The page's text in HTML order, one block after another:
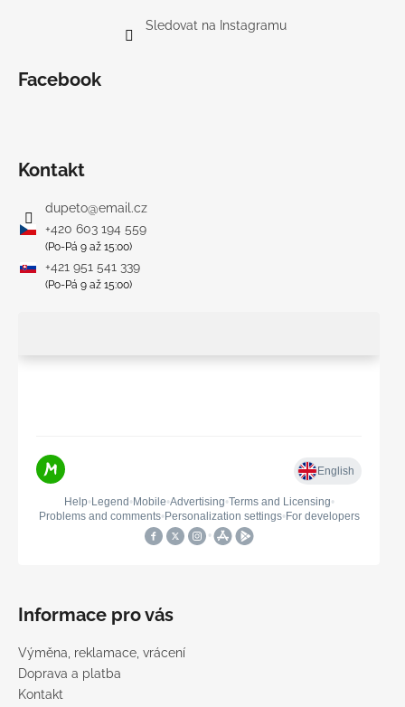
Sledovat na Instagramu
Facebook
Kontakt
dupeto@email.cz
+420 603 194 559
(Po-Pá 9 až 15:00)
+421 951 541 339
(Po-Pá 9 až 15:00)
Informace pro vás
Výměna, reklamace, vrácení
Doprava a platba
Kontakt